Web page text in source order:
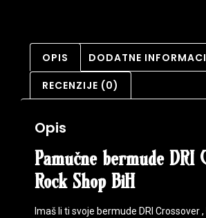
OPIS DODATNE
RECENZIJE (0)
Opis
Pamučne bermude DRI
Rock Shop BiH
Imaš li ti svoje bermude DRI Crossover ,